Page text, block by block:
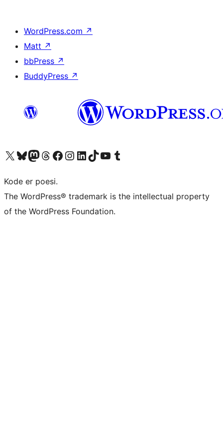
WordPress.com ↗
Matt ↗
bbPress ↗
BuddyPress ↗
Besøk vår konto på X Visit our Bluesky account
Besøk vår Mastodon-konto
Visit our Threads account
Besøk vår Facebook-sideBesøk vår Instagram-konto
Besøk vår LinkedIn-konto
Visit our TikTok account
Visit our YouTube channel
Visit our Tumblr account
Kode er poesi.
The WordPress® trademark is the intellectual property
of the WordPress Foundation.